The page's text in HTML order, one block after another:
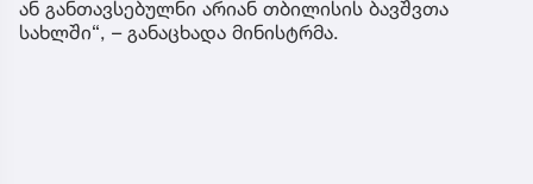
ან განთავსებულნი არიან თბილისის ბავშვთა
სახლში“, – განაცხადა მინისტრმა.